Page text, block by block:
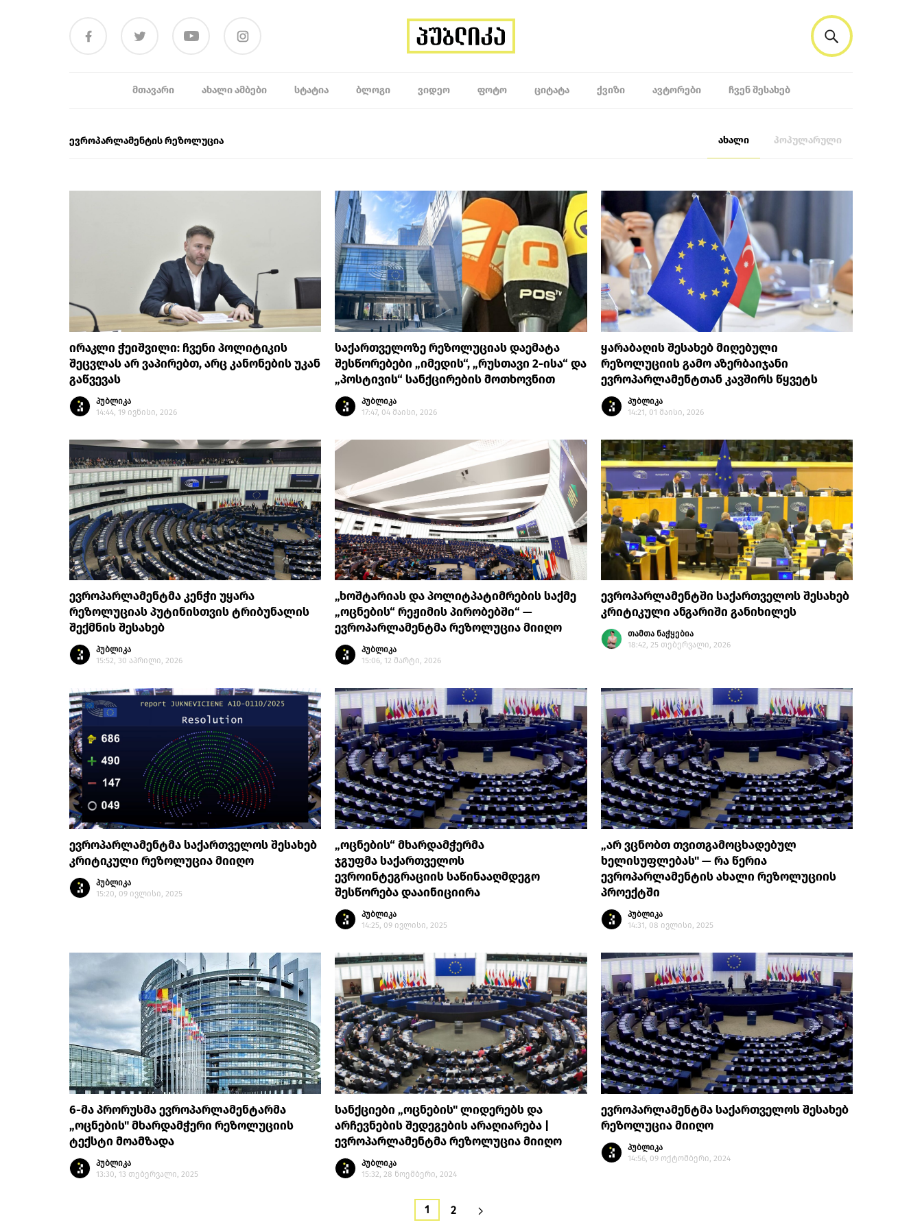
ᲛᲗᲐᲕᲐᲠᲘ ᲐᲮᲐᲚᲘ ᲐᲛᲑᲔᲑᲘ ᲡᲢᲐᲢᲘᲐ ᲑᲚᲝᲒᲘ ᲕᲘᲓᲔᲝ ᲤᲝᲢᲝ ᲪᲘᲢᲐᲢᲐ ᲥᲕᲘᲖᲘ ᲐᲕᲢᲝᲠᲔᲑᲘ ᲩᲕᲔᲜ ᲨᲔᲡᲐᲮᲔᲑ
ევროპარლამენტის რეზოლუცია ახალი პოპულარული
ირაკლი ჭეიშვილი: ჩვენი პოლიტიკის
შეცვლას არ ვაპირებთ, არც კანონების უკან
გაწვევას
პუბლიკა
14:44, 19 ივნისი, 2026
საქართველოზე რეზოლუციას დაემატა
შესწორებები „იმედის“, „რუსთავი 2-ისა“ და
„პოსტივის“ სანქცირების მოთხოვნით
პუბლიკა
17:47, 04 მაისი, 2026
ყარაბაღის შესახებ მიღებული
რეზოლუციის გამო აზერბაიჯანი
ევროპარლამენტთან კავშირს წყვეტს
პუბლიკა
14:21, 01 მაისი, 2026
ევროპარლამენტმა კენჭი უყარა
რეზოლუციას პუტინისთვის ტრიბუნალის
შექმნის შესახებ
პუბლიკა
15:52, 30 აპრილი, 2026
„ხოშტარიას და პოლიტპატიმრების საქმე
„ოცნების“ რეჟიმის პირობებში“ —
ევროპარლამენტმა რეზოლუცია მიიღო
პუბლიკა
15:06, 12 მარტი, 2026
ევროპარლამენტში საქართველოს შესახებ
კრიტიკული ანგარიში განიხილეს
თამთა ნაჭყებია
18:42, 25 თებერვალი, 2026
ევროპარლამენტმა საქართველოს შესახებ
კრიტიკული რეზოლუცია მიიღო
პუბლიკა
15:20, 09 ივლისი, 2025
„ოცნების“ მხარდამჭერმა
ჯგუფმა საქართველოს
ევროინტეგრაციის საწინააღმდეგო
შესწორება დააინიციირა
პუბლიკა
14:25, 09 ივლისი, 2025
„არ ვცნობთ თვითგამოცხადებულ
ხელისუფლებას" — რა წერია
ევროპარლამენტის ახალი რეზოლუციის
პროექტში
პუბლიკა
14:31, 08 ივლისი, 2025
6-მა პრორუსმა ევროპარლამენტარმა
„ოცნების" მხარდამჭერი რეზოლუციის
ტექსტი მოამზადა
პუბლიკა
13:30, 13 თებერვალი, 2025
სანქციები „ოცნების" ლიდერებს და
არჩევნების შედეგების არაღიარება |
ევროპარლამენტმა რეზოლუცია მიიღო
პუბლიკა
15:32, 28 ნოემბერი, 2024
ევროპარლამენტმა საქართველოს შესახებ
რეზოლუცია მიიღო
პუბლიკა
14:56, 09 ოქტომბერი, 2024
1 2